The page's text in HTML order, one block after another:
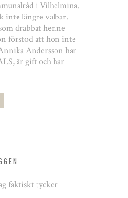
i Vilhelmina.
inte längre valbar.
drabbat henne
förstod att hon inte
Andersson har
är gift och har
faktiskt tycker